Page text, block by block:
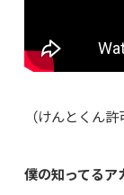
（けんとくん
僕の知ってるア